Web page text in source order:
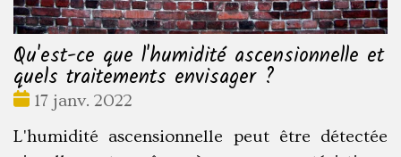
Qu'est-ce que l'humidité ascensionnelle et
quels traitements envisager ?
Date
17 janv. 2022
L'humidité ascensionnelle peut être détectée